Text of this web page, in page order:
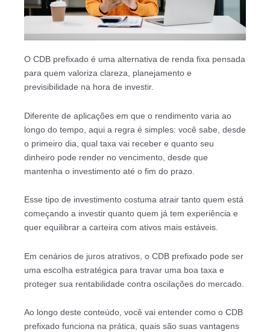
O CDB prefixado é uma alternativa de renda fixa pensada
para quem valoriza clareza, planejamento e
previsibilidade na hora de investir.
Diferente de aplicações em que o rendimento varia ao
longo do tempo, aqui a regra é simples: você sabe, desde
o primeiro dia, qual taxa vai receber e quanto seu
dinheiro pode render no vencimento, desde que
mantenha o investimento até o fim do prazo.
Esse tipo de investimento costuma atrair tanto quem está
começando a investir quanto quem já tem experiência e
quer equilibrar a carteira com ativos mais estáveis.
Em cenários de juros atrativos, o CDB prefixado pode ser
uma escolha estratégica para travar uma boa taxa e
proteger sua rentabilidade contra oscilações do mercado.
Ao longo deste conteúdo, você vai entender como o CDB
prefixado funciona na prática, quais são suas vantagens